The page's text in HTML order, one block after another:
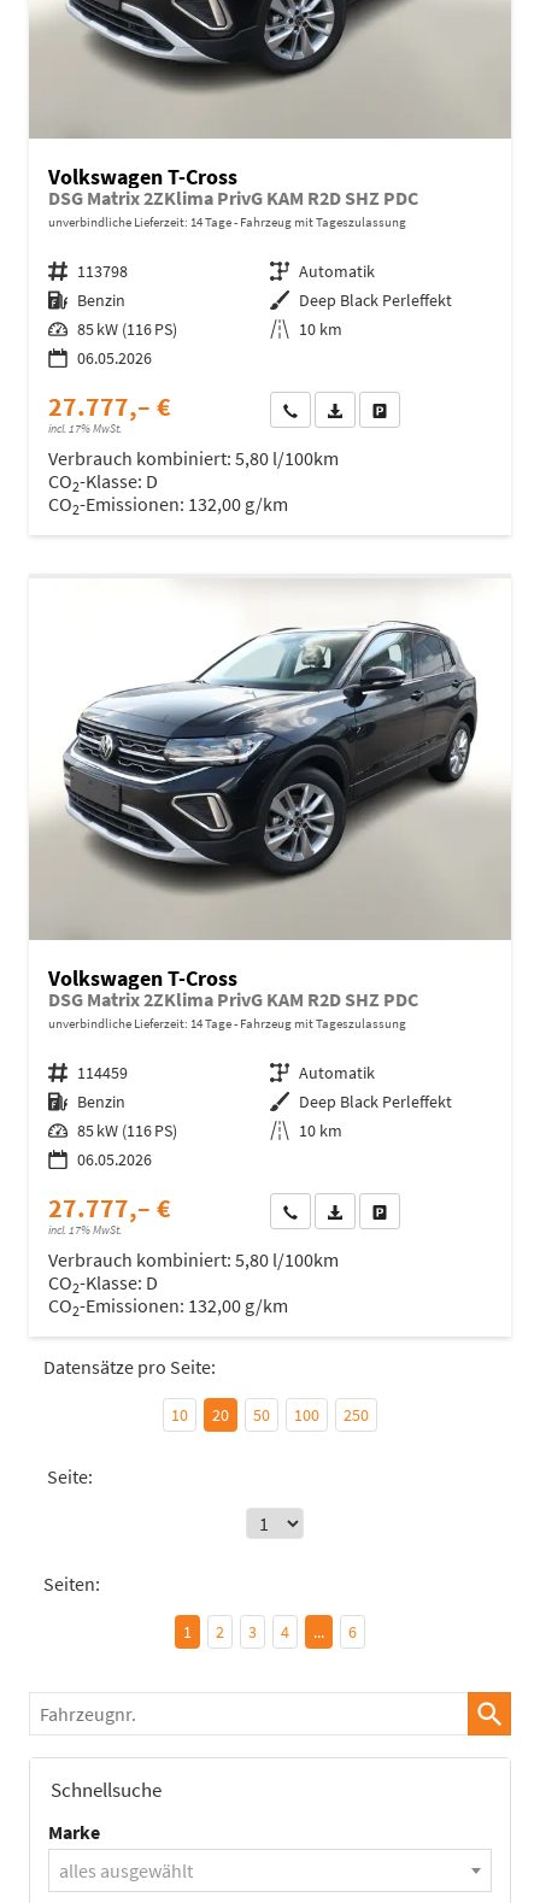
Volkswagen T-Cross
DSG Matrix 2ZKlima PrivG KAM R2D SHZ PDC
unverbindliche Lieferzeit: 14 Tage Fahrzeug mit Tageszulassung
Fahrzeugnr. 113798 Getriebe Automatik
Kraftstoff Benzin Außenfarbe Deep Black Perleffekt
Leistung 85 kW (116 PS) Kilometerstand 10 km
06.05.2026
27.777,– €
incl. 17% MwSt.
Wir rufen Sie anFahrzeugexposé (PDF)
Verbrauch kombiniert: 5,80 l/100km
CO2-Klasse: D
CO2-Emissionen: 132,00 g/km
Volkswagen T-Cross
DSG Matrix 2ZKlima PrivG KAM R2D SHZ PDC
unverbindliche Lieferzeit: 14 Tage Fahrzeug mit Tageszulassung
Fahrzeugnr. 114459 Getriebe Automatik
Kraftstoff Benzin Außenfarbe Deep Black Perleffekt
Leistung 85 kW (116 PS) Kilometerstand 10 km
06.05.2026
27.777,– €
incl. 17% MwSt.
Wir rufen Sie anFahrzeugexposé (PDF)
Verbrauch kombiniert: 5,80 l/100km
CO2-Klasse: D
CO2-Emissionen: 132,00 g/km
Datensätze pro Seite:
10 20 50 100 250
Seite:
Seiten:
1 2 3 4 ... 6
Fahrzeugnr.
Schnellsuche
Marke
alles ausgewählt